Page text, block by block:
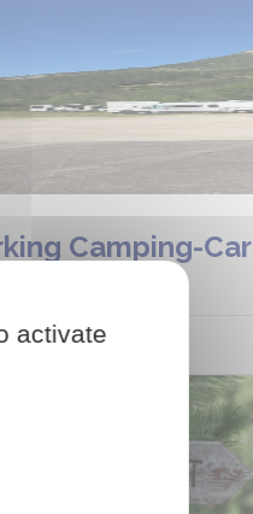
Camping-Car
activate